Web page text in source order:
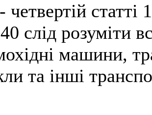
четвертій
слід розуміти
машини,
та інші